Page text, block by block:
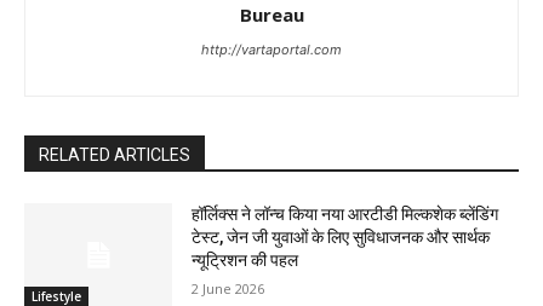
Bureau
http://vartaportal.com
RELATED ARTICLES
Lifestyle
हॉर्लिक्स ने लॉन्च किया नया आरटीडी मिल्कशेक ब्लेंडिंग
टेस्ट, जेन जी युवाओं के लिए सुविधाजनक और सार्थक
न्यूट्रिशन की पहल
2 June 2026